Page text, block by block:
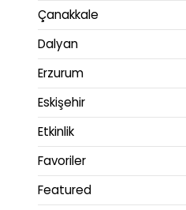
Çanakkale
Dalyan
Erzurum
Eskişehir
Etkinlik
Favoriler
Featured